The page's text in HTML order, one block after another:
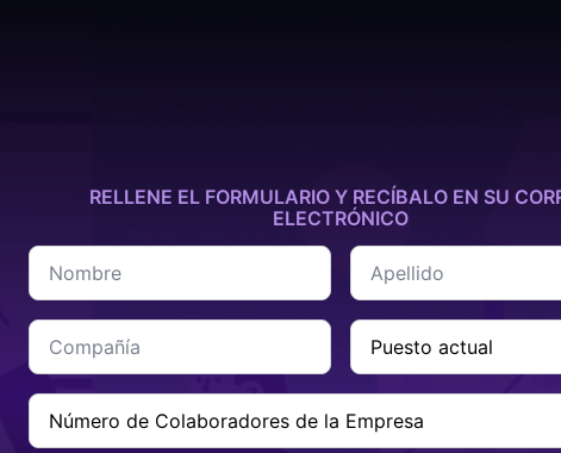
RELLENE EL FORMULARIO Y RECÍBALO EN SU
ELECTRÓNICO
Nombre
Apellido
Compañía
Carga
Actual
*
Número
Colaboradores